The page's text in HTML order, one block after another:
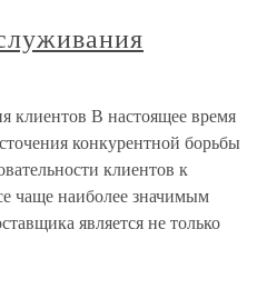
клиентов В настоящее время
конкурентной борьбы
клиентов к
чаще наиболее значимым
является не только